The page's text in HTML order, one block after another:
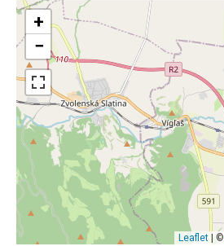
+
−
Leaflet | ©